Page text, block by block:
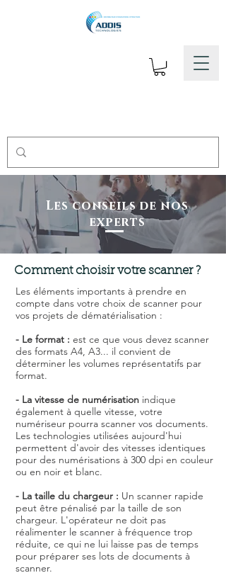
Les conseils de nos
experts
Comment choisir votre scanner ?
Les éléments importants à prendre en
compte dans votre choix de scanner pour
vos projets de dématérialisation :
- Le format : est ce que vous devez scanner
des formats A4, A3... il convient de
déterminer les volumes représentatifs par
format.
- La vitesse de numérisation indique
également à quelle vitesse, votre
numériseur pourra scanner vos documents.
Les technologies utilisées aujourd'hui
permettent d'avoir des vitesses identiques
pour des numérisations à 300 dpi en couleur
ou en noir et blanc.
- La taille du chargeur : Un scanner rapide
peut être pénalisé par la taille de son
chargeur. L'opérateur ne doit pas
réalimenter le scanner à fréquence trop
réduite, ce qui ne lui laisse pas de temps
pour préparer ses lots de documents à
scanner.